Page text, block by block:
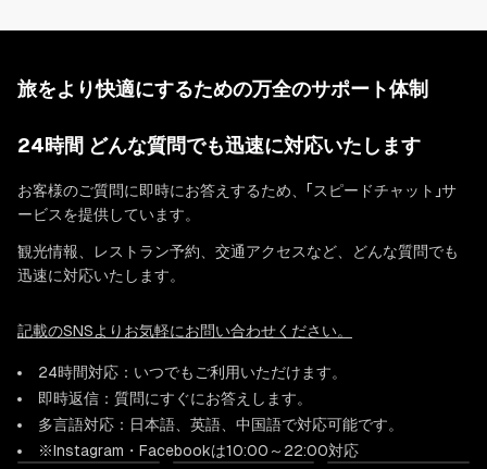
そして廊下に沿って浴室、洗面所、洗濯機、トイレがございま
1番奥がダブルベッド2台の寝室です。
4階に上がると、洗面所とトイレがございます。3階と4階に1つず
つあるので、忙しい朝に身支度で混雑することもありません。
そしてダブルベッド2台の寝室と、ダブルベッド1台の寝室が2室ご
ベッドは世界的な寝具メーカー「シモンズベッド」を使用している
ので、旅の疲れを癒すことができます。
写真にも3D間取り図がございますので是非ご確認ください。
旅をより快適にするための万全のサポート体制
24時間 どんな質問でも迅速に対応いたします
お客様のご質問に即時にお答えするため、「スピードチャット」サ
ービスを提供しています。
観光情報、レストラン予約、交通アクセスなど、どんな質問でも
迅速に対応いたします。
記載のSNSよりお気軽にお問い合わせください。
24時間対応：いつでもご利用いただけます。
即時返信：質問にすぐにお答えします。
多言語対応：日本語、英語、中国語で対応可能です。
※Instagram・Facebookは10:00～22:00対応